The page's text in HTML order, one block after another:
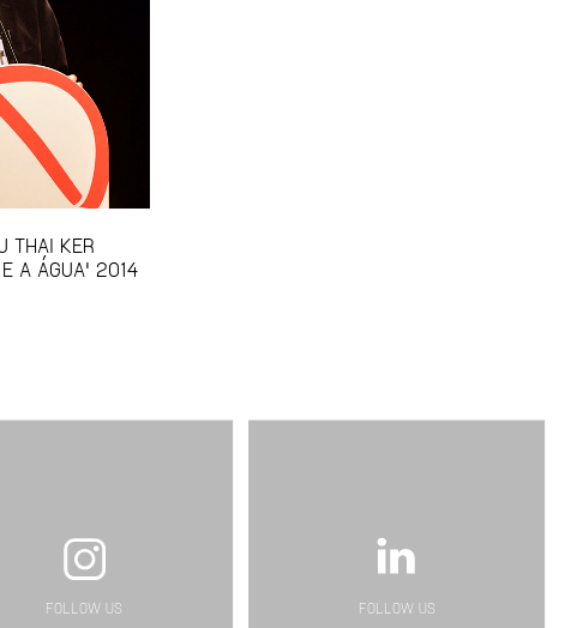
THAI KER
A ÁGUA' 2014
FOLLOW US FOLLOW US